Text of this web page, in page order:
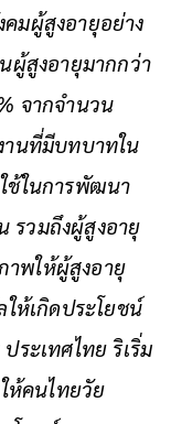
คมผู้สูงอายุอย่าง
ผู้สูงอายุมากกว่า
จากจำนวน
านที่มีบทบาทใน
ช้ในการพัฒนา
รวมถึงผู้สูงอายุ
าพให้ผู้สูงอายุ
ให้เกิดประโยชน์
ระเทศไทย ริเริ่ม
ห้คนไทยวัย